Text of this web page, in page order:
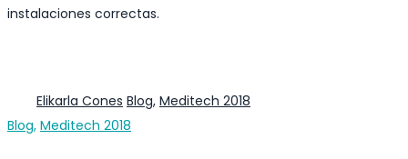
instalaciones correctas.
Elikarla Cones Blog, Meditech 2018
Categories
Blog, Meditech 2018